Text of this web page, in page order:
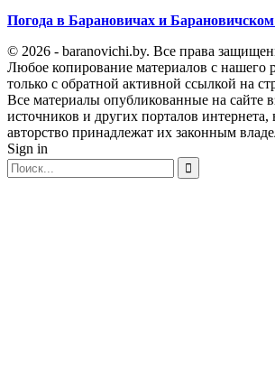
Погода в Барановичах и
© 2026 - baranovichi.by. Все права
Любое копирование материалов с нашего
только с обратной активной ссылкой на
Все материалы опубликованные на сайте
источников и других порталов интернета,
авторство принадлежат их законным
Sign in